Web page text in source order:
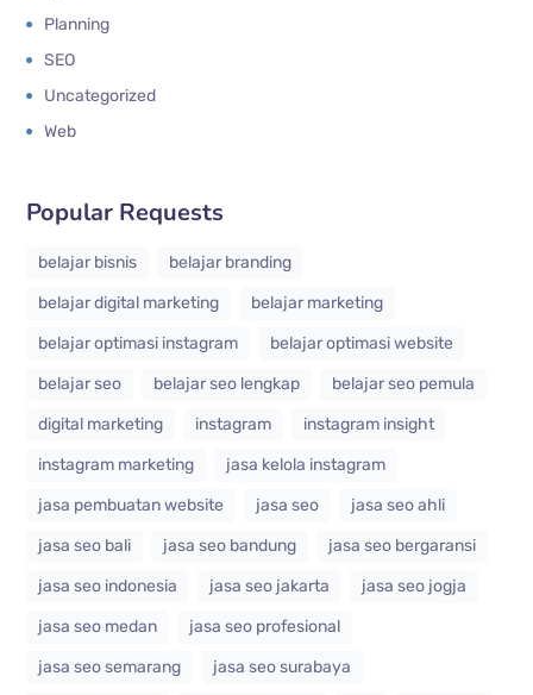
Planning
SEO
Uncategorized
Web
Popular Requests
belajar bisnis
belajar branding
belajar digital marketing
belajar marketing
belajar optimasi instagram
belajar optimasi website
belajar seo
belajar seo lengkap
belajar seo pemula
digital marketing
instagram
instagram insight
instagram marketing
jasa kelola instagram
jasa pembuatan website
jasa seo
jasa seo ahli
jasa seo bali
jasa seo bandung
jasa seo bergaransi
jasa seo indonesia
jasa seo jakarta
jasa seo jogja
jasa seo medan
jasa seo profesional
jasa seo semarang
jasa seo surabaya